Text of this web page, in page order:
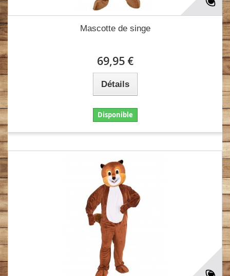
Mascotte de singe
69,95 €
Détails
Disponible